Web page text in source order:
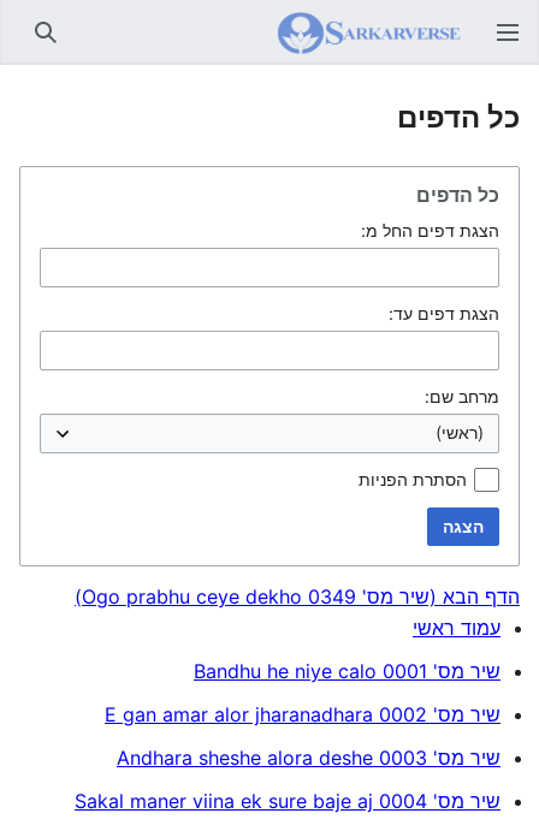
כל הדפים
כל הדפים
הצגת דפים החל מ:
הצגת דפים עד:
מרחב שם:
הסתרת הפניות
הצגה
הדף הבא (שיר מס' 0349 Ogo prabhu ceye dekho)
עמוד ראשי
שיר מס' 0001 Bandhu he niye calo
שיר מס' 0002 E gan amar alor jharanadhara
שיר מס' 0003 Andhara sheshe alora deshe
שיר מס' 0004 Sakal maner viina ek sure baje aj